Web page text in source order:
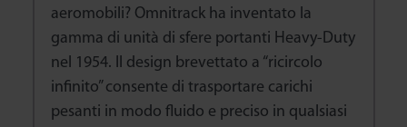
aeromobili? Omnitrack ha inventato la
gamma di unità di sfere portanti Heavy-Duty
nel 1954. Il design brevettato a “ricircolo
infinito” consente di trasportare carichi
pesanti in modo fluido e preciso in qualsiasi